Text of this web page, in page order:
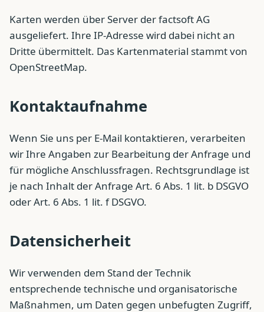
Karten werden über Server der factsoft AG
ausgeliefert. Ihre IP-Adresse wird dabei nicht an
Dritte übermittelt. Das Kartenmaterial stammt von
OpenStreetMap.
Kontaktaufnahme
Wenn Sie uns per E-Mail kontaktieren, verarbeiten
wir Ihre Angaben zur Bearbeitung der Anfrage und
für mögliche Anschlussfragen. Rechtsgrundlage ist
je nach Inhalt der Anfrage Art. 6 Abs. 1 lit. b DSGVO
oder Art. 6 Abs. 1 lit. f DSGVO.
Datensicherheit
Wir verwenden dem Stand der Technik
entsprechende technische und organisatorische
Maßnahmen, um Daten gegen unbefugten Zugriff,